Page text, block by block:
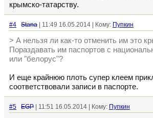
крымско-татарству.
#4 Stana | 11:49 16.05.2014 | Кому: Пупкин
> А нельзя ли как-то отменить им это
Пораздавать им паспортов с
или "белорус"?
И еще крайнюю плоть супер клеем
соответствовали записи в паспорте.
#5 EGP | 11:51 16.05.2014 | Кому: Пупкин